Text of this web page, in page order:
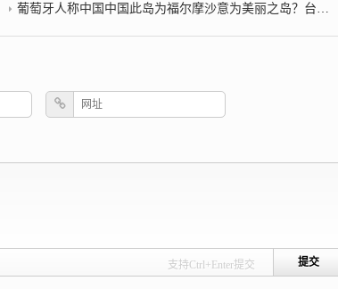
葡萄牙人称中国中国此岛为福尔摩沙意为美丽之岛？台湾左镇人
支持Ctrl+Enter提交